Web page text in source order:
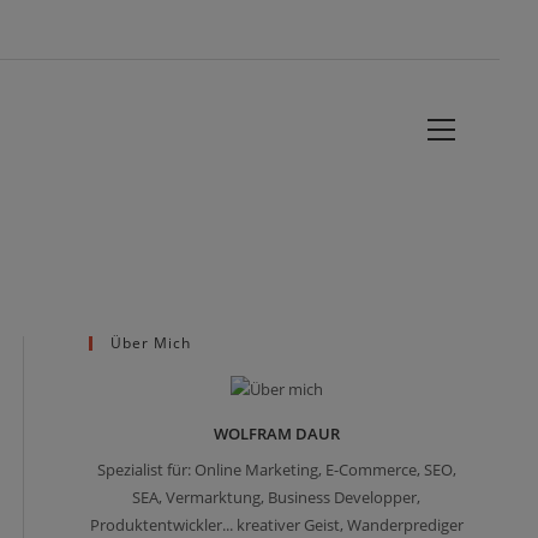
Website-
Über Mich
WOLFRAM DAUR
Spezialist für: Online Marketing, E-Commerce, SEO,
SEA, Vermarktung, Business Developper,
Produktentwickler... kreativer Geist, Wanderprediger